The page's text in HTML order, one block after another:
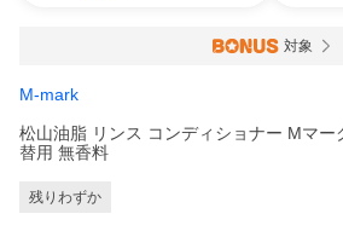
対象
M-mark
松山油脂 リンス コンディショナー Mマー
替用 無香料
残りわずか